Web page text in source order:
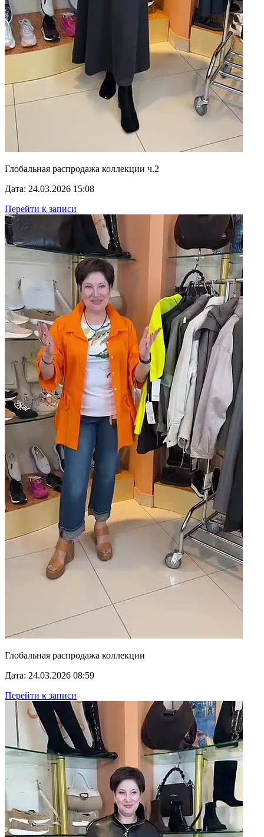
Глобальная распродажа коллекции ч.2
Дата: 24.03.2026 15:08
Перейти к записи
Глобальная распродажа коллекции
Дата: 24.03.2026 08:59
Перейти к записи